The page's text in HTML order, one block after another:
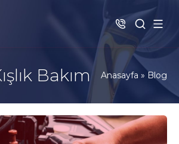
Bakım Anasayfa » Blog